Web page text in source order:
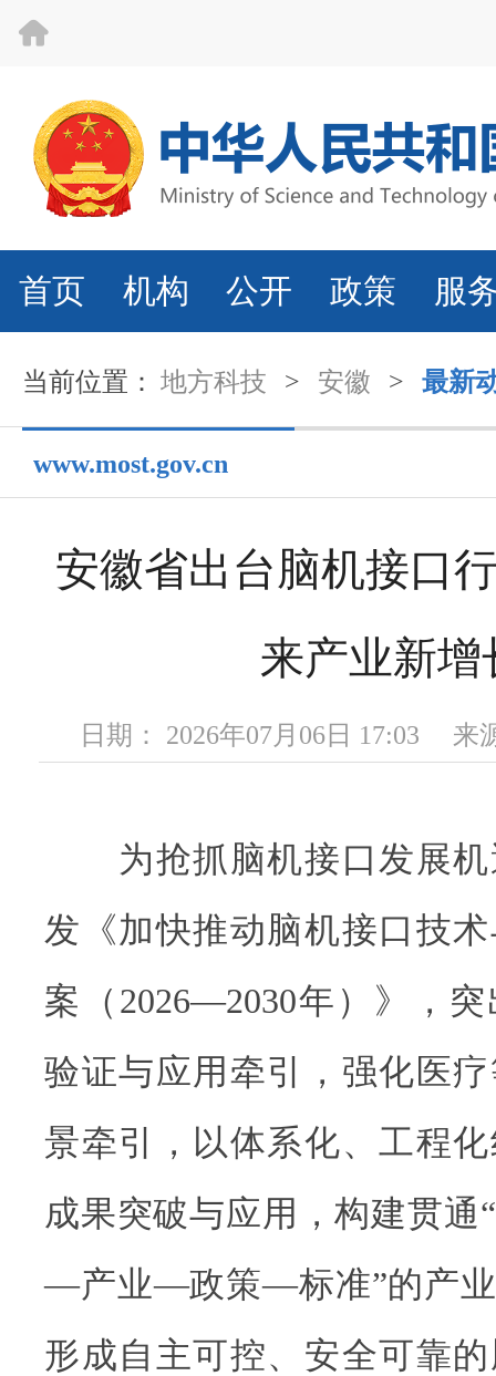
首页 机构 公开 政策 服
当前位置： 地方科技 > 安徽 > 最新
www.most.gov.cn
安徽省出台脑机接口
来产业新增
日期： 2026年07月06日 17:03 来
为抢抓脑机接口发展机
发《加快推动脑机接口技
案（2026—2030年）》，
验证与应用牵引，强化医
景牵引，以体系化、工程
成果突破与应用，构建贯
—产业—政策—标准”的产业
形成自主可控、安全可靠